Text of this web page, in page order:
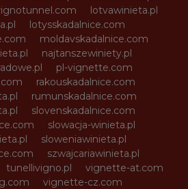
lotvawinieta.pl
lotysskadalnice.com
moldavskadalnice.com
najtanszewiniety.pl
pl-vignette.com
rakouskadalnice.com
rumunskadalnice.com
slovenskadalnice.com
slowacja-winieta.pl
sloweniawinieta.pl
szwajcariawinieta.pl
tunellivigno.pl
vignette-at.com
vignette-cz.com